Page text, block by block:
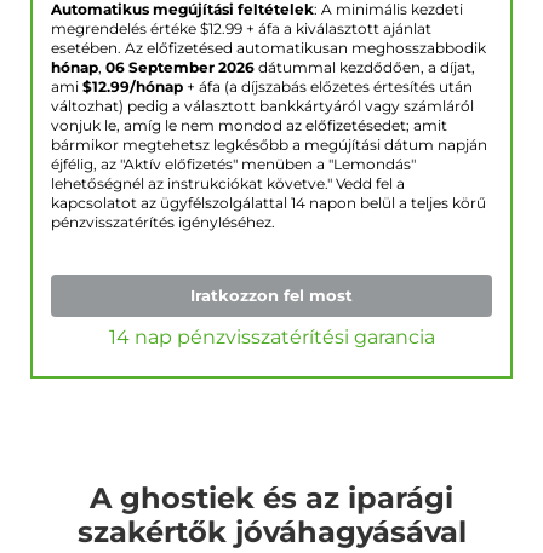
Automatikus megújítási feltételek: A minimális kezdeti
megrendelés értéke $12.99 + áfa a kiválasztott ajánlat
esetében. Az előfizetésed automatikusan meghosszabbodik
hónap, 06 September 2026 dátummal kezdődően, a díjat,
ami $12.99/hónap + áfa (a díjszabás előzetes értesítés után
változhat) pedig a választott bankkártyáról vagy számláról
vonjuk le, amíg le nem mondod az előfizetésedet; amit
bármikor megtehetsz legkésőbb a megújítási dátum napján
éjfélig, az "Aktív előfizetés" menüben a "Lemondás"
lehetőségnél az instrukciókat követve." Vedd fel a
kapcsolatot az ügyfélszolgálattal 14 napon belül a teljes körű
pénzvisszatérítés igényléséhez.
Iratkozzon fel most
14 nap pénzvisszatérítési garancia
A ghostiek és az iparági
szakértők jóváhagyásával